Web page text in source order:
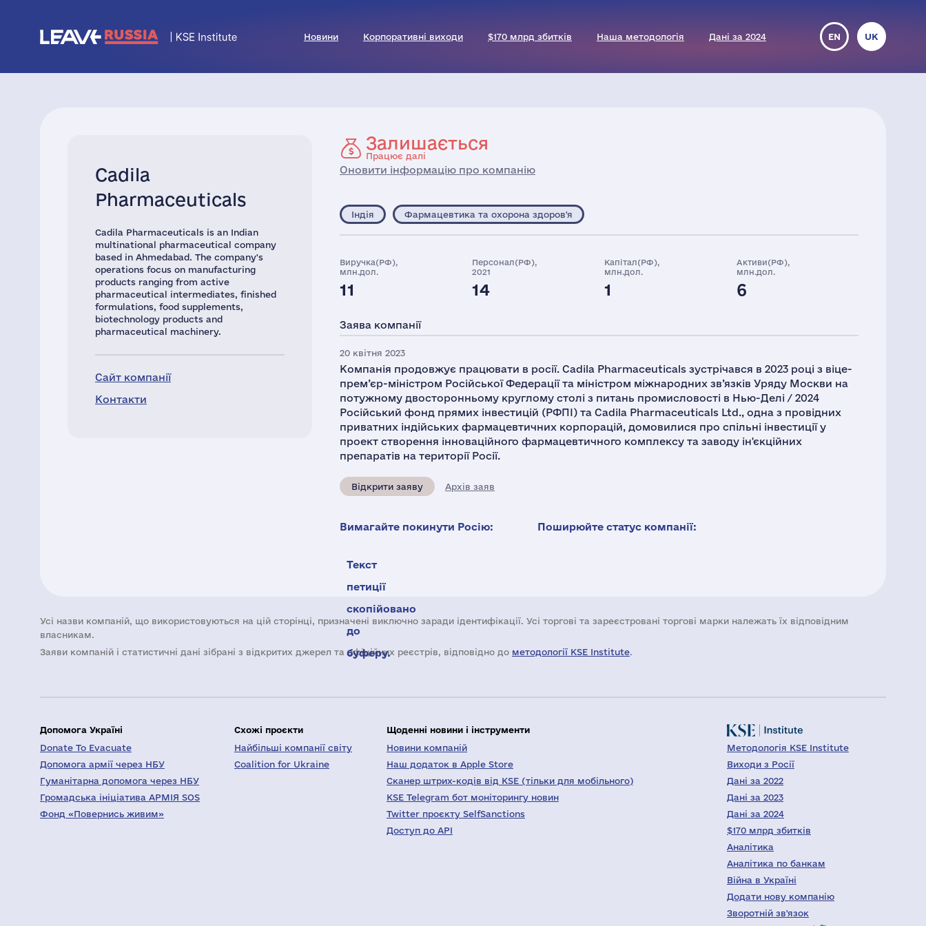
Новини Корпоративні виходи $170 млрд збитків Наша методологія Дані за 2024 EN UK
Cadila
Pharmaceuticals
Cadila Pharmaceuticals is an Indian
multinational pharmaceutical company
based in Ahmedabad. The company's
operations focus on manufacturing
products ranging from active
pharmaceutical intermediates, finished
formulations, food supplements,
biotechnology products and
pharmaceutical machinery.
Сайт компанії
Контакти
Залишається
Працює далі
Оновити інформацію про компанію
Індія Фармацевтика та охорона здоров'я
Виручка(РФ),
млн.дол.
11
Персонал(РФ),
2021
14
Капітал(РФ),
млн.дол.
1
Активи(РФ),
млн.дол.
6
Заява компанії
20 квітня 2023
Компанія продовжує працювати в росії. Cadila Pharmaceuticals зустрічався в 2023 році з віце-
прем’єр-міністром Російської Федерації та міністром міжнародних зв’язків Уряду Москви на
потужному двосторонньому круглому столі з питань промисловості в Нью-Делі / 2024
Російський фонд прямих інвестицій (РФПІ) та Cadila Pharmaceuticals Ltd., одна з провідних
приватних індійських фармацевтичних корпорацій, домовилися про спільні інвестиції у
проект створення інноваційного фармацевтичного комплексу та заводу ін'єкційних
препаратів на території Росії.
Відкрити заяву Архів заяв
Вимагайте покинути Росію:
Текст
петиції
скопійовано
до
буферу.
Поширюйте статус компанії:
Усі назви компаній, що використовуються на цій сторінці, призначені виключно заради ідентифікації. Усі торгові та зареєстровані торгові марки належать їх відповідним
власникам.
Заяви компаній i статистичні дані зібрані з відкритих джерел та офіційних реєстрів, відповідно до методології KSE Institute.
Допомога Україні
Donate To Evacuate
Допомога армії через НБУ
Гуманітарна допомога через НБУ
Громадська ініціатива АРМІЯ SOS
Фонд «Повернись живим»
Схожі проєкти
Найбільші компанії світу
Coalition for Ukraine
Щоденні новини і інструменти
Новини компаній
Наш додаток в Apple Store
Сканер штрих-кодів від KSE (тільки для мобільного)
KSE Telegram бот моніторингу новин
Twitter проєкту SelfSanctions
Доступ до API
Методологія KSE Institute
Виходи з Росії
Дані за 2022
Дані за 2023
Дані за 2024
$170 млрд збитків
Аналітика
Аналітика по банкам
Війна в Україні
Додати нову компанію
Зворотній зв'язок